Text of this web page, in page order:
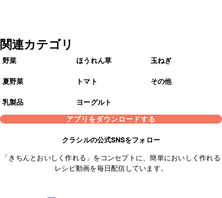
関連カテゴリ
野菜 ほうれん草 玉ねぎ
夏野菜 トマト その他
乳製品
ヨーグルト
アプリをダウンロードする
クラシルの公式SNSをフォロー
「きちんとおいしく作れる」をコンセプトに、簡単においしく作れる
レシピ動画を毎日配信しています。